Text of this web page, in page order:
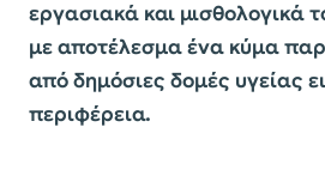
εργασιακά και μισθολογικά
με αποτέλεσμα ένα κύμα
από δημόσιες δομές υγείας
περιφέρεια.